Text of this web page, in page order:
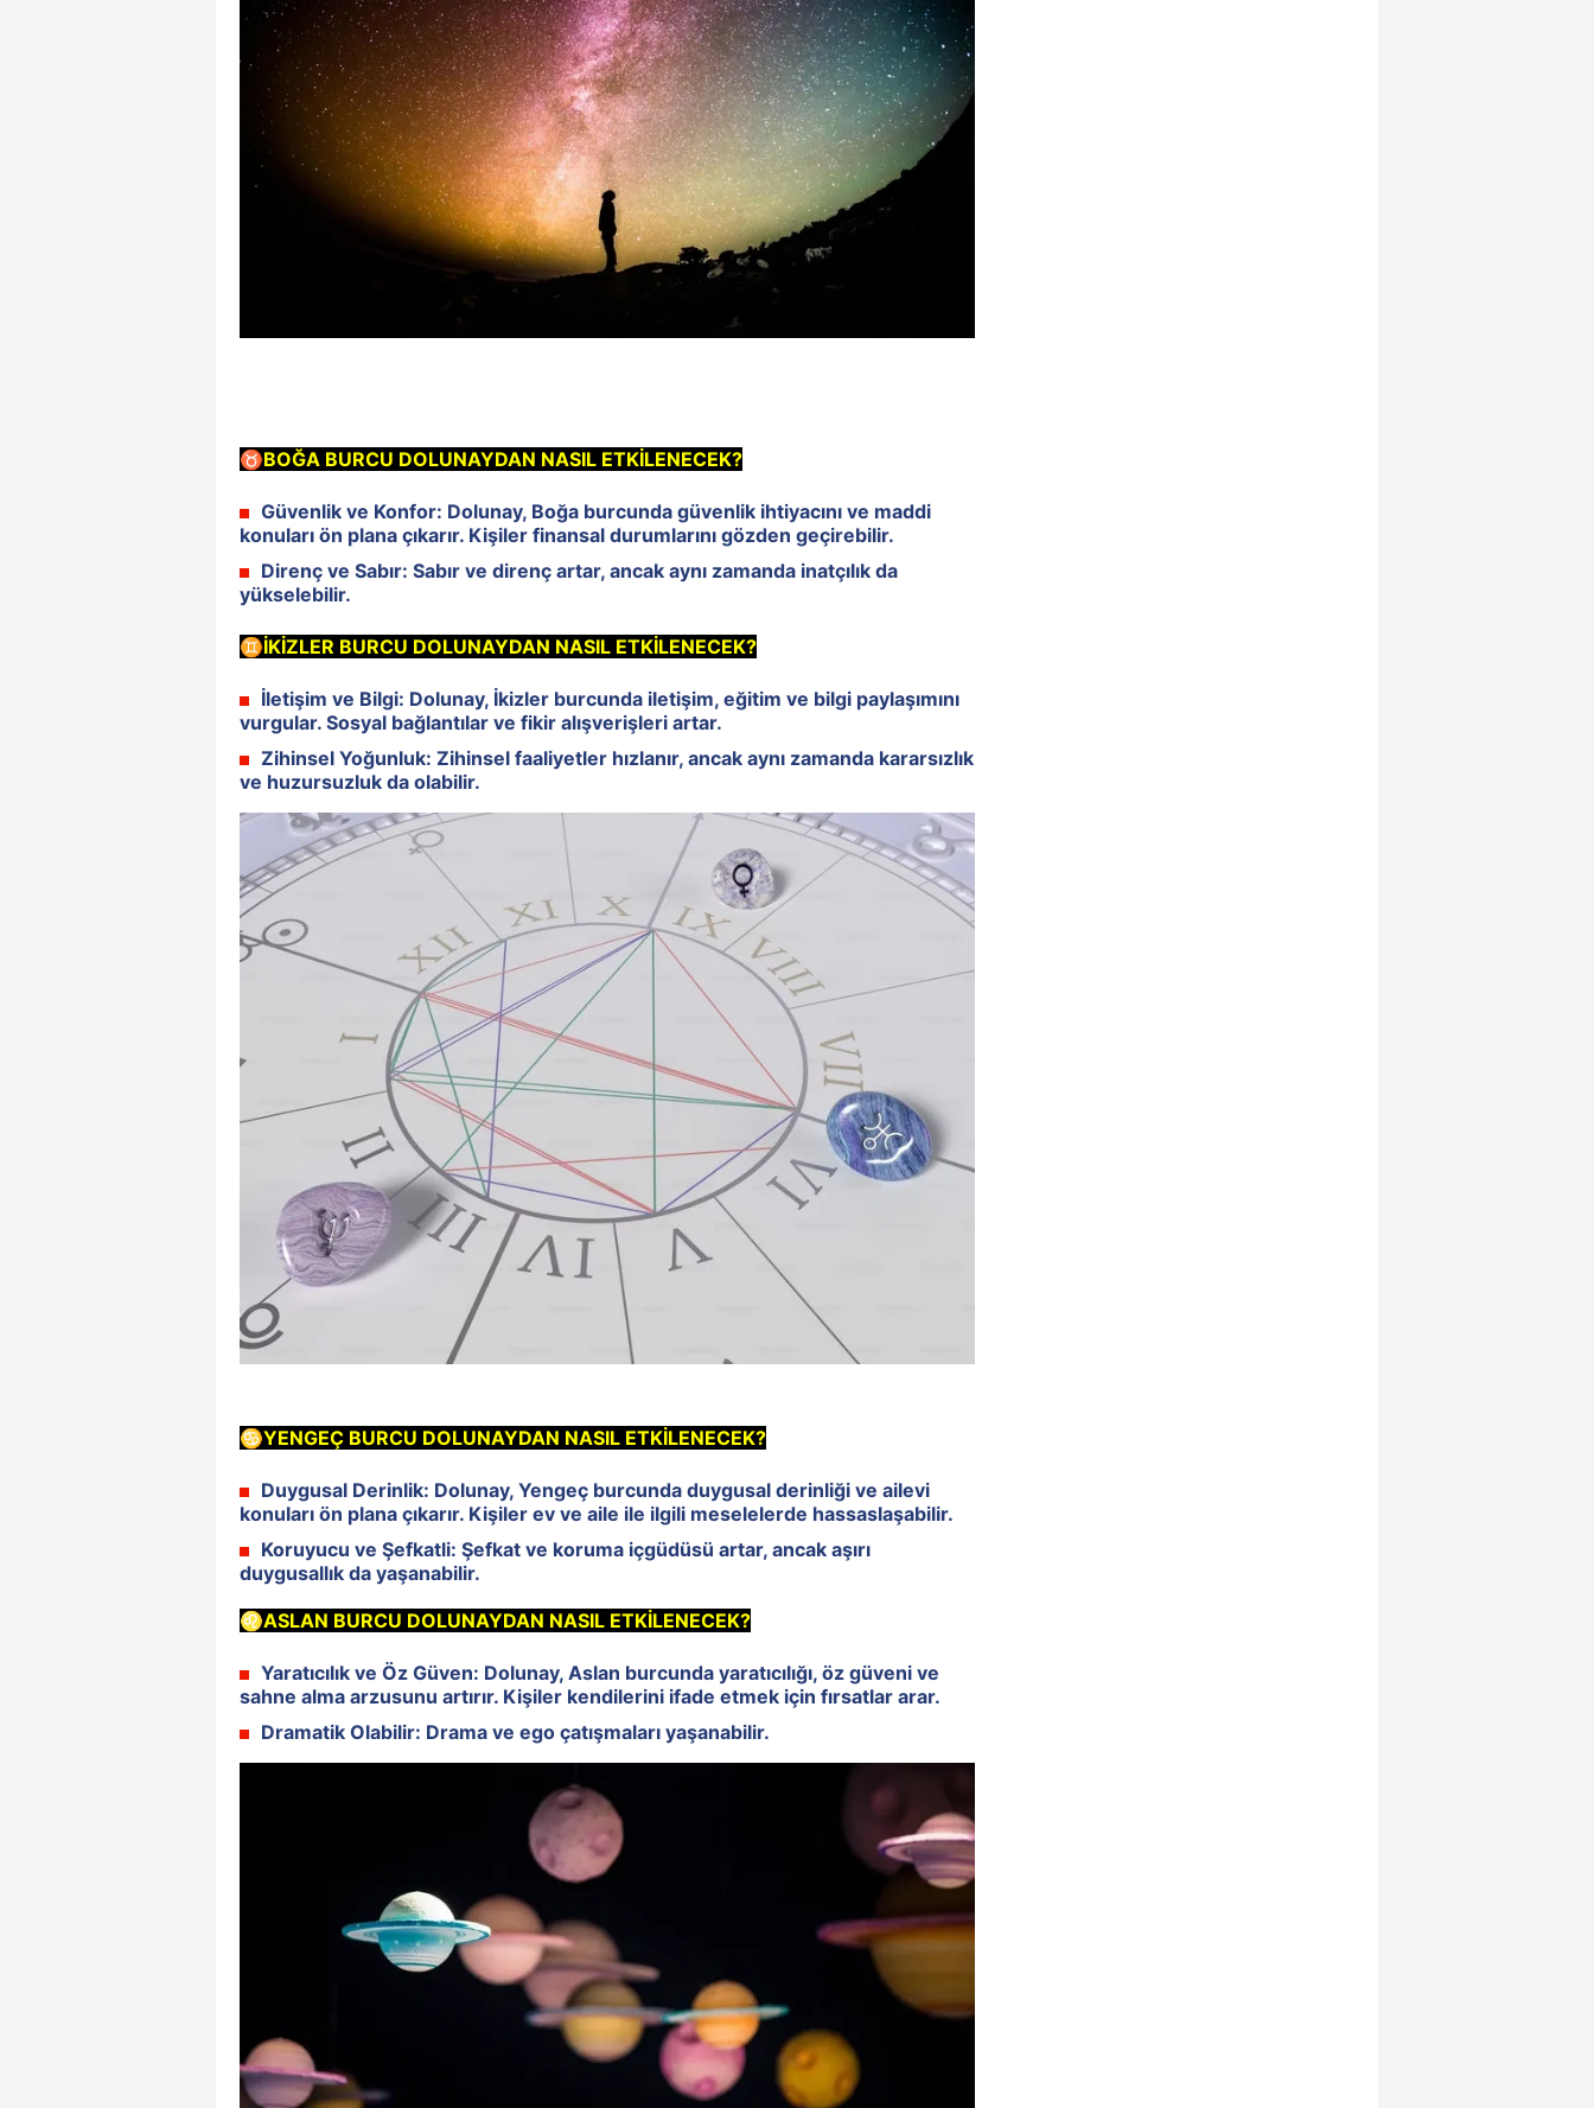
♉BOĞA BURCU DOLUNAYDAN NASIL ETKİLENECEK?
Güvenlik ve Konfor: Dolunay, Boğa burcunda güvenlik ihtiyacını ve maddi
konuları ön plana çıkarır. Kişiler finansal durumlarını gözden geçirebilir.
Direnç ve Sabır: Sabır ve direnç artar, ancak aynı zamanda inatçılık da
yükselebilir.
♊İKİZLER BURCU DOLUNAYDAN NASIL ETKİLENECEK?
İletişim ve Bilgi: Dolunay, İkizler burcunda iletişim, eğitim ve bilgi paylaşımını
vurgular. Sosyal bağlantılar ve fikir alışverişleri artar.
Zihinsel Yoğunluk: Zihinsel faaliyetler hızlanır, ancak aynı zamanda kararsızlık
ve huzursuzluk da olabilir.
♋YENGEÇ BURCU DOLUNAYDAN NASIL ETKİLENECEK?
Duygusal Derinlik: Dolunay, Yengeç burcunda duygusal derinliği ve ailevi
konuları ön plana çıkarır. Kişiler ev ve aile ile ilgili meselelerde hassaslaşabilir.
Koruyucu ve Şefkatli: Şefkat ve koruma içgüdüsü artar, ancak aşırı
duygusallık da yaşanabilir.
♌ASLAN BURCU DOLUNAYDAN NASIL ETKİLENECEK?
Yaratıcılık ve Öz Güven: Dolunay, Aslan burcunda yaratıcılığı, öz güveni ve
sahne alma arzusunu artırır. Kişiler kendilerini ifade etmek için fırsatlar arar.
Dramatik Olabilir: Drama ve ego çatışmaları yaşanabilir.